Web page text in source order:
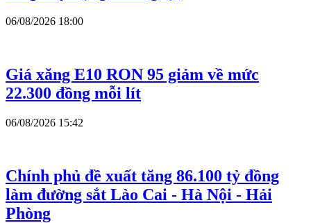
06/08/2026 18:00
Giá xăng E10 RON 95 giảm về mức
22.300 đồng mỗi lít
06/08/2026 15:42
Chính phủ đề xuất tăng 86.100 tỷ đồng
làm đường sắt Lào Cai - Hà Nội - Hải
Phòng